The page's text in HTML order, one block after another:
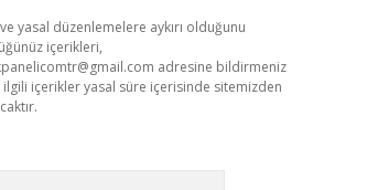
yasal düzenlemelere aykırı olduğunu
içerikleri,
adresine bildirmeniz
ilgili içerikler yasal süre içerisinde sitemizden